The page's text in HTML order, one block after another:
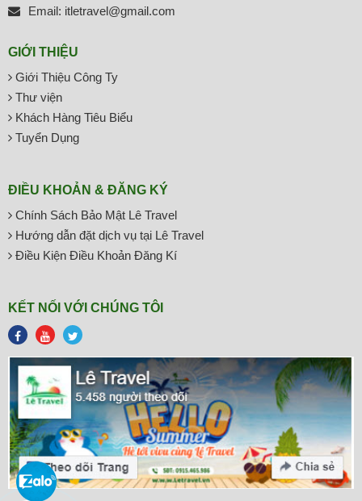
Email: itletravel@gmail.com
GIỚI THIỆU
Giới Thiệu Công Ty
Thư viện
Khách Hàng Tiêu Biểu
Tuyển Dụng
ĐIỀU KHOẢN & ĐĂNG KÝ
Chính Sách Bảo Mật Lê Travel
Hướng dẫn đặt dịch vụ tại Lê Travel
Điều Kiện Điều Khoản Đăng Kí
KẾT NỐI VỚI CHÚNG TÔI